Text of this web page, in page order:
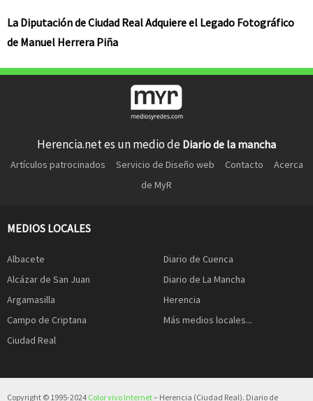
La Diputación de Ciudad Real Adquiere el Legado Fotográfico
de Manuel Herrera Piña
Herencia.net es un medio de Diario de la mancha
Artículos patrocinados Servicio de Diseño web Contacto
Acerca
de MyR
MEDIOS LOCALES
Albacete
Alcázar de San Juan
Argamasilla
Campo de Criptana
Ciudad Real
Diario de Cuenca
Diario de La Mancha
Herencia
Más medios locales...
Copyright © 1995-2024 Color vivo Internet– Herencia (Ciudad Real). Diario de